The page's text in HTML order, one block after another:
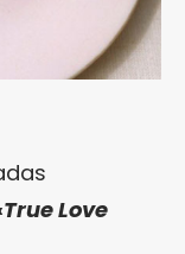
True Love